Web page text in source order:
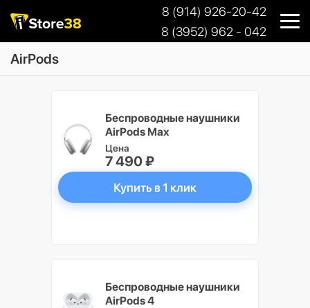
8 (914) 926-20-42
8 (3952) 962 - 042
AirPods
Беспроводные наушники
AirPods Max
Цена
7 490 ₽
Купить в 1 клик
Беспроводные наушники
AirPods 4